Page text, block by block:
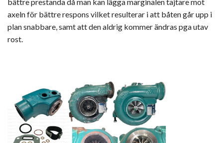
axeln för bättre respons vilket resulterar i att båten går upp i
plan snabbare, samt att den aldrig kommer ändras pga utav
rost.